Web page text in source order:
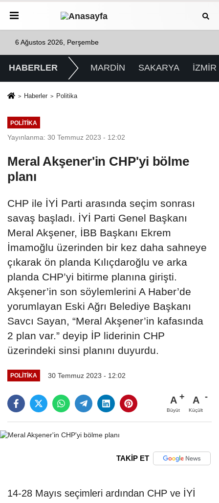
6 Ağustos 2026, Perşembe
HABERLER MARDİN SAKARYA İZMİR
Haberler Politika
POLITIKA
Yayınlanma: 30 Temmuz 2023 - 12:02
Meral Akşener'in CHP'yi bölme
planı
CHP ile İYİ Parti arasında seçim sonrası
savaş başladı. İYİ Parti Genel Başkanı
Meral Akşener, İBB Başkanı Ekrem
İmamoğlu üzerinden bir kez daha sahneye
çıkarak ön planda Kılıçdaroğlu ve arka
planda CHP’yi bitirme planına girişti.
Akşener’in son söylemlerini A Haber’de
yorumlayan Eski Ağrı Belediye Başkanı
Savcı Sayan, “Meral Akşener’in kafasında
2 plan var.” deyip İP liderinin CHP
üzerindeki sinsi planını duyurdu.
POLITIKA 30 Temmuz 2023 - 12:02
A
Büyüt
A
Küçült
TAKİP ET
14-28 Mayıs seçimleri ardından CHP ve İYİ